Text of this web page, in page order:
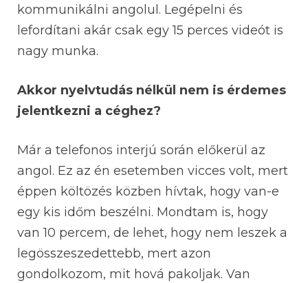
kommunikálni angolul. Legépelni és
lefordítani akár csak egy 15 perces videót is
nagy munka.
Akkor nyelvtudás nélkül nem is érdemes
jelentkezni a céghez?
Már a telefonos interjú során előkerül az
angol. Ez az én esetemben vicces volt, mert
éppen költözés közben hívtak, hogy van-e
egy kis időm beszélni. Mondtam is, hogy
van 10 percem, de lehet, hogy nem leszek a
legösszeszedettebb, mert azon
gondolkozom, mit hová pakoljak. Van